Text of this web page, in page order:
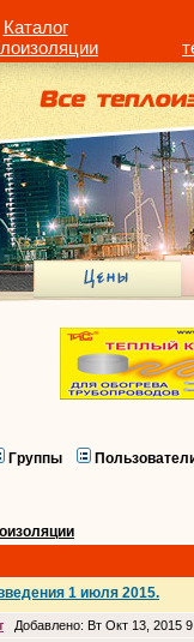
Каталог
Группы
1 июля 2015.
Добавлено: Вт Окт 13, 2015